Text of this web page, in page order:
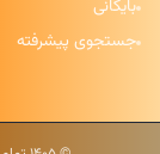
بایگانی
جستجوی پیشرفته